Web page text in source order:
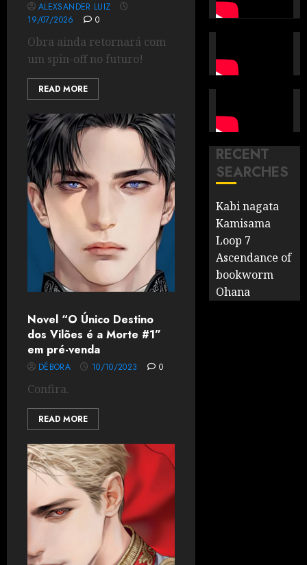
ALEXSANDER LUIZ
19/07/2026
0
Obra ainda retornará com
um spin-off no futuro!
READ MORE
Novel “O Único Destino
dos Vilões é a Morte #1”
em pré-venda
DÉBORA 10/10/2023 0
Confira.
READ MORE
RECENT
SEARCHES
Kabi nagata
Kamisama
Loop 7
Ascendance of
bookworm
Ohana